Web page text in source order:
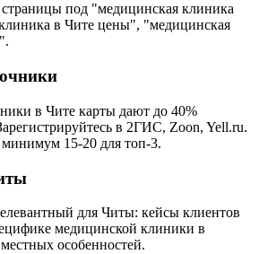
под "медицинская клиника
в Чите цены", "медицинская
в Чите карты дают до 40%
в 2ГИС, Zoon, Yell.ru.
15-20 для топ-3.
для Читы: кейсы клиентов
медицинской клиники в
особенностей.